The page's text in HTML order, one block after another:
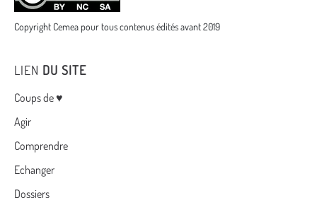
Copyright Cemea pour tous contenus édités avant 2019
LIEN DU SITE
Menu
Coups de ♥
Agir
Comprendre
Echanger
Dossiers